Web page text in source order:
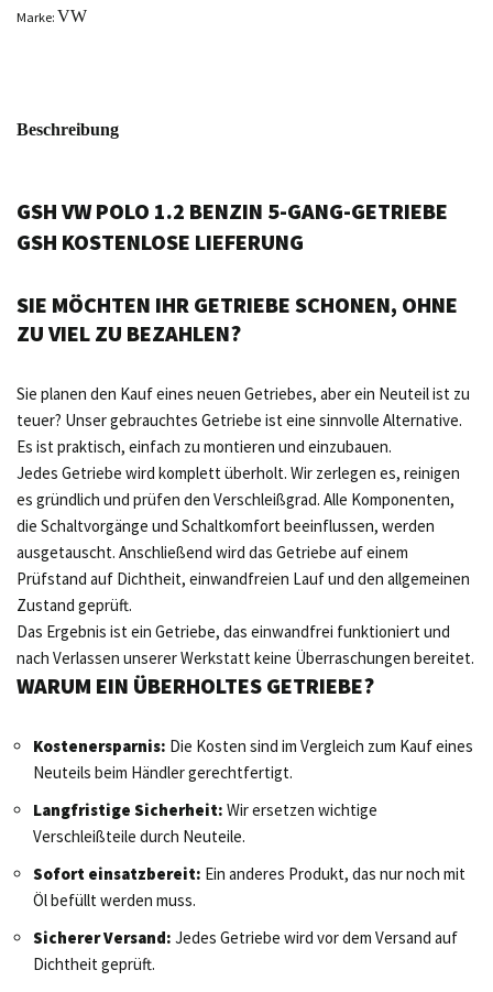
Marke: VW
Beschreibung
GSH VW POLO 1.2 BENZIN 5-GANG-GETRIEBE
GSH KOSTENLOSE LIEFERUNG
SIE MÖCHTEN IHR GETRIEBE SCHONEN, OHNE
ZU VIEL ZU BEZAHLEN?
Sie planen den Kauf eines neuen Getriebes, aber ein Neuteil ist zu
teuer? Unser gebrauchtes Getriebe ist eine sinnvolle Alternative.
Es ist praktisch, einfach zu montieren und einzubauen.
Jedes Getriebe wird komplett überholt. Wir zerlegen es, reinigen
es gründlich und prüfen den Verschleißgrad. Alle Komponenten,
die Schaltvorgänge und Schaltkomfort beeinflussen, werden
ausgetauscht. Anschließend wird das Getriebe auf einem
Prüfstand auf Dichtheit, einwandfreien Lauf und den allgemeinen
Zustand geprüft.
Das Ergebnis ist ein Getriebe, das einwandfrei funktioniert und
nach Verlassen unserer Werkstatt keine Überraschungen bereitet.
WARUM EIN ÜBERHOLTES GETRIEBE?
Kostenersparnis: Die Kosten sind im Vergleich zum Kauf eines
Neuteils beim Händler gerechtfertigt.
Langfristige Sicherheit: Wir ersetzen wichtige
Verschleißteile durch Neuteile.
Sofort einsatzbereit: Ein anderes Produkt, das nur noch mit
Öl befüllt werden muss.
Sicherer Versand: Jedes Getriebe wird vor dem Versand auf
Dichtheit geprüft.